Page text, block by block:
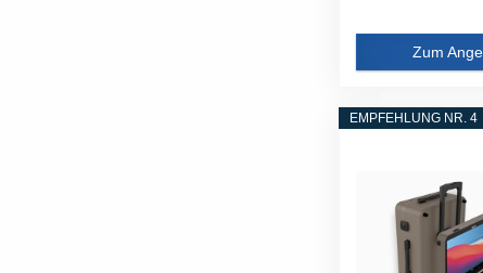
Zum
EMPFEHLUNG NR. 4